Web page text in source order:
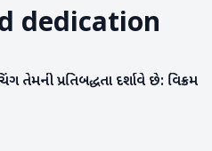
dedication
તેમની પ્રતિબદ્ધતા દર્શાવે છે: વિક્રમ